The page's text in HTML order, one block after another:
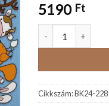
5190 Ft
Cikkszám:BK24-